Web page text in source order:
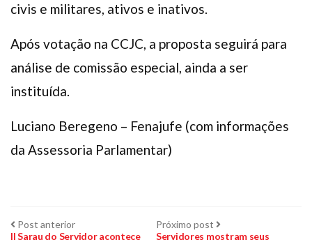
civis e militares, ativos e inativos.
Após votação na CCJC, a proposta seguirá para
análise de comissão especial, ainda a ser
instituída.
Luciano Beregeno – Fenajufe (com informações
da Assessoria Parlamentar)
Navegação
Post anteriorPost
anterior:
II Sarau do Servidor acontece
Próximo post Próximo
post:
Servidores mostram seus